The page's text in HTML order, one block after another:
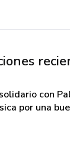
con
por una